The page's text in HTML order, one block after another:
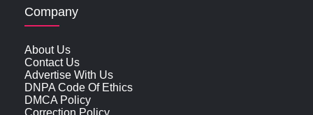
Company
About Us
Contact Us
Advertise With Us
DNPA Code Of Ethics
DMCA Policy